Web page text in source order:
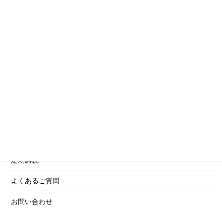
定期購読
よくあるご質問
お問い合わせ